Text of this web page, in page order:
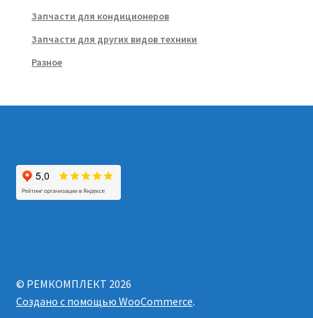
Запчасти для кондиционеров
Запчасти для других видов техники
Разное
© РЕМКОМПЛЕКТ 2026
Создано с помощью WooCommerce.